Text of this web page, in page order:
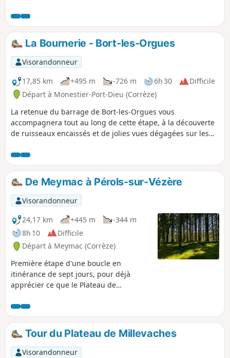
Clair et sa fontaine : lieu de pèlerinage le dimanche qui suit
la Saint-Clair.
La Bournerie - Bort-les-Orgues
Visorandonneur
17,85 km
+495 m -726 m 6h 30
Difficile
Départ à Monestier-Port-Dieu (Corrèze)
La retenue du barrage de Bort-les-Orgues vous
accompagnera tout au long de cette étape, à la découverte
de ruisseaux encaissés et de jolies vues dégagées sur les
De Meymac à Pérols-sur-Vézère
Visorandonneur
24,17 km
+445 m
-344 m
8h 10
Difficile
Départ à Meymac (Corrèze)
Première étape d'une boucle en
itinérance de sept jours, pour déjà
apprécier ce que le Plateau de
vue, un petit bâti remarquable, un site
archéologique, des forêts et ruisseaux...
Un parcours plein de découvertes !
Tour du Plateau de Millevaches
Visorandonneur